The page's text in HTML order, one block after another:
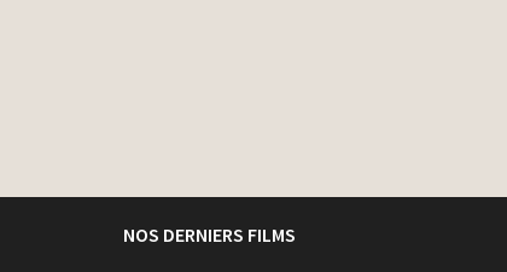
NOS DERNIERS FILMS